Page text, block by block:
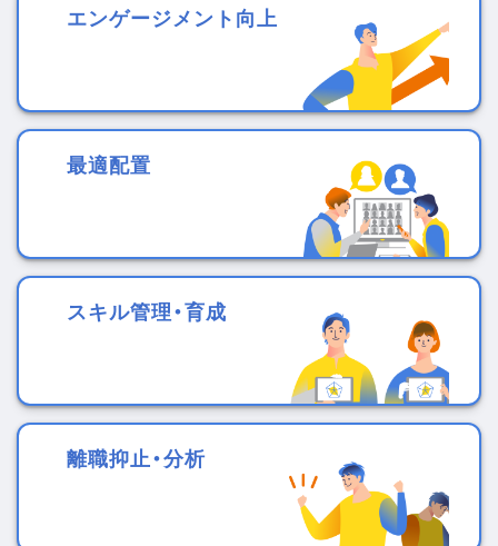
エンゲージメント向上
最適配置
スキル管理・育成
離職抑止・分析